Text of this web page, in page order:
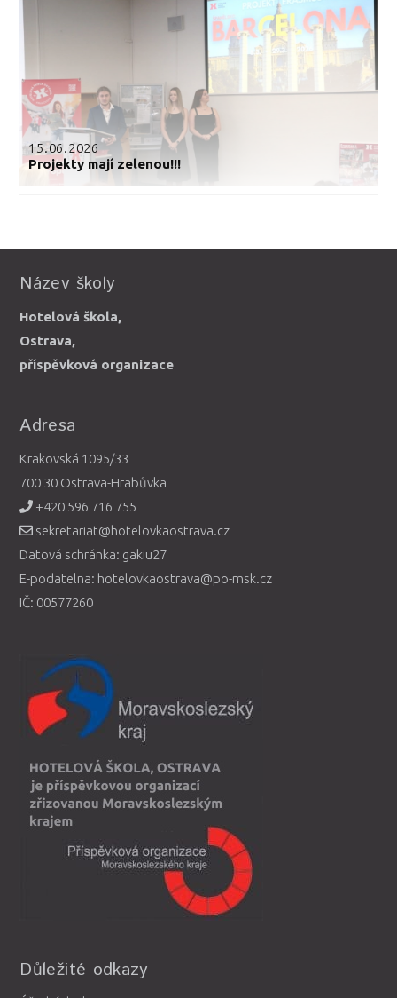
15.06.2026
Projekty mají zelenou!!!
Název školy
Hotelová škola,
Ostrava,
příspěvková organizace
Adresa
Krakovská 1095/33
700 30 Ostrava-Hrabůvka
+420 596 716 755
sekretariat@hotelovkaostrava.cz
Datová schránka: gakiu27
E-podatelna: hotelovkaostrava@po-msk.cz
IČ: 00577260
Důležité odkazy